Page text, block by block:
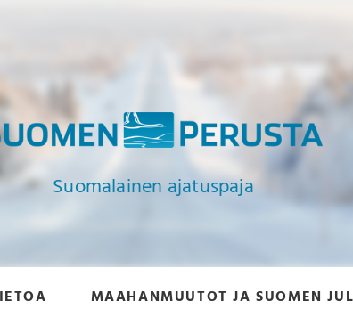
Suomalainen ajatuspaja
MAAHANMUUTOT JA SUOMEN